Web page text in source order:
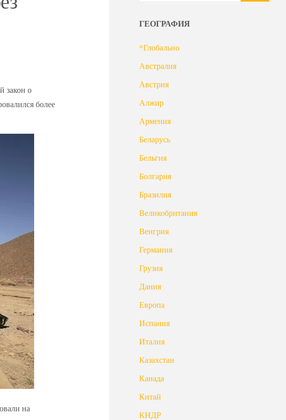
закон о
более
на
ГЕОГРАФИЯ
*Глобально
Австралия
Австрия
Алжир
Армения
Беларусь
Бельгия
Болгария
Бразилия
Великобритания
Венгрия
Германия
Грузия
Дания
Европа
Испания
Италия
Казахстан
Канада
Китай
КНДР